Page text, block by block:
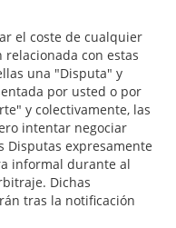
el coste de cualquier
con estas
una "Disputa" y
por usted o por
y colectivamente, las
intentar negociar
Disputas expresamente
informal durante al
Dichas
tras la notificación